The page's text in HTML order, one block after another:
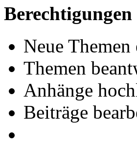
Berechtigungen
Neue Themen
Themen
Anhänge
Beiträge